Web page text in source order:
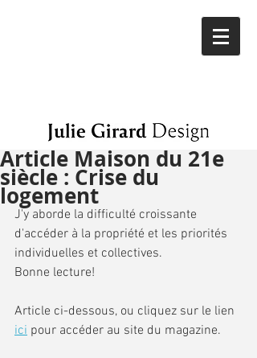
Article Maison du 21e
siècle : Crise du
logement
J'y aborde la difficulté croissante
d'accéder à la propriété et les priorités
individuelles et collectives.
Bonne lecture!
Article ci-dessous, ou cliquez sur le lien
ici pour accéder au site du magazine.